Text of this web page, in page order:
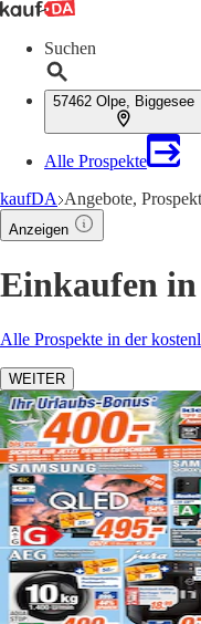
Suchen
57462 Olpe, Biggesee
Alle Prospekte
kaufDA Angebote,
Anzeigen
Einkaufen in
Alle Prospekte in der
WEITER